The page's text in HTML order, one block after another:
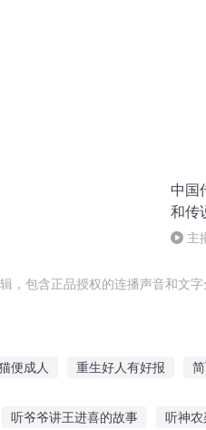
中国
和传
主
，包含正品授权的连播声音和文
便成人 重生好人有好报
听爷爷讲王进喜的故事 听神